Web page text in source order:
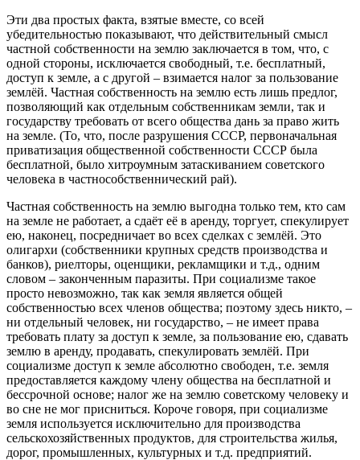
Эти два простых факта, взятые вместе, со всей
убедительностью показывают, что действительный смысл
частной собственности на землю заключается в том, что, с
одной стороны, исключается свободный, т.е. бесплатный,
доступ к земле, а с другой – взимается налог за пользование
землёй. Частная собственность на землю есть лишь предлог,
позволяющий как отдельным собственникам земли, так и
государству требовать от всего общества дань за право жить
на земле. (То, что, после разрушения СССР, первоначальная
приватизация общественной собственности СССР была
бесплатной, было хитроумным затаскиванием советского
человека в частнособственнический рай).
Частная собственность на землю выгодна только тем, кто сам
на земле не работает, а сдаёт её в аренду, торгует, спекулирует
ею, наконец, посредничает во всех сделках с землёй. Это
олигархи (собственники крупных средств производства и
банков), риелторы, оценщики, рекламщики и т.д., одним
словом – законченным паразиты. При социализме такое
просто невозможно, так как земля является общей
собственностью всех членов общества; поэтому здесь никто, –
ни отдельный человек, ни государство, – не имеет права
требовать плату за доступ к земле, за пользование ею, сдавать
землю в аренду, продавать, спекулировать землёй. При
социализме доступ к земле абсолютно свободен, т.е. земля
предоставляется каждому члену общества на бесплатной и
бессрочной основе; налог же на землю советскому человеку и
во сне не мог присниться. Короче говоря, при социализме
земля используется исключительно для производства
сельскохозяйственных продуктов, для строительства жилья,
дорог, промышленных, культурных и т.д. предприятий.